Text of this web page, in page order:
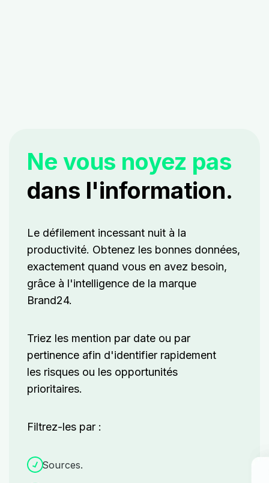
Ne vous noyez pas
dans l'information.
Le défilement incessant nuit à la
productivité. Obtenez les bonnes données,
exactement quand vous en avez besoin,
grâce à l'intelligence de la marque
Brand24.
Triez les mention par date ou par
pertinence afin d'identifier rapidement
les risques ou les opportunités
prioritaires.
Filtrez-les par :
Sources.